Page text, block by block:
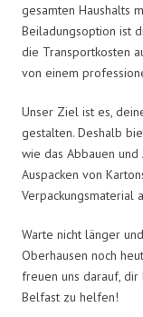
gesamten Haushalts
Beiladungsoption ist
die Transportkosten
von einem
Unser Ziel ist es,
gestalten. Deshalb
wie das Abbauen und
Auspacken von
Verpackungsmaterial
Warte nicht länger
Oberhausen noch
freuen uns darauf, dir
Belfast zu helfen!